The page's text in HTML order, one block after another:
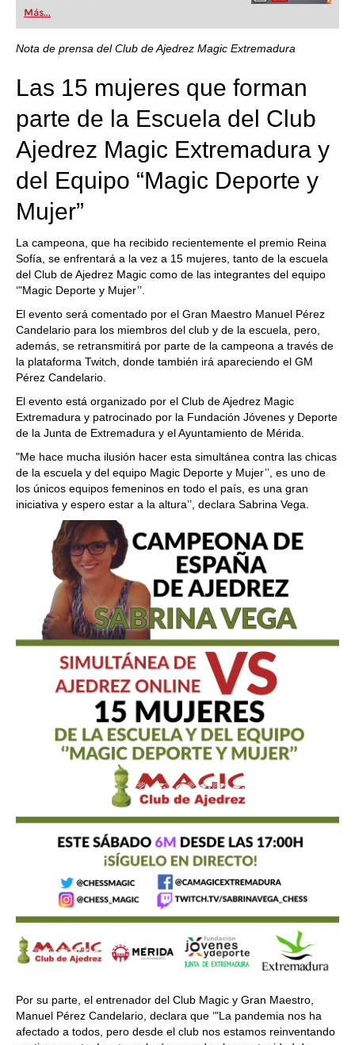
Más...
Nota de prensa del Club de Ajedrez Magic Extremadura
Las 15 mujeres que forman
parte de la Escuela del Club
Ajedrez Magic Extremadura y
del Equipo “Magic Deporte y
Mujer”
La campeona, que ha recibido recientemente el premio Reina
Sofía, se enfrentará a la vez a 15 mujeres, tanto de la escuela
del Club de Ajedrez Magic como de las integrantes del equipo
‘"Magic Deporte y Mujer’’.
El evento será comentado por el Gran Maestro Manuel Pérez
Candelario para los miembros del club y de la escuela, pero,
además, se retransmitirá por parte de la campeona a través de
la plataforma Twitch, donde también irá apareciendo el GM
Pérez Candelario.
El evento está organizado por el Club de Ajedrez Magic
Extremadura y patrocinado por la Fundación Jóvenes y Deporte
de la Junta de Extremadura y el Ayuntamiento de Mérida.
"Me hace mucha ilusión hacer esta simultánea contra las chicas
de la escuela y del equipo Magic Deporte y Mujer’’, es uno de
los únicos equipos femeninos en todo el país, es una gran
iniciativa y espero estar a la altura’’, declara Sabrina Vega.
Por su parte, el entrenador del Club Magic y Gran Maestro,
Manuel Pérez Candelario, declara que ‘"La pandemia nos ha
afectado a todos, pero desde el club nos estamos reinventando